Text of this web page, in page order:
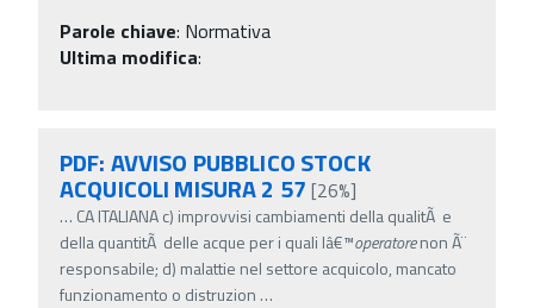
Parole chiave: Normativa
Ultima modifica:
PDF: AVVISO PUBBLICO STOCK
ACQUICOLI MISURA 2 57 [26%]
… CA ITALIANA c) improvvisi cambiamenti della qualitÃ e
della quantitÃ delle acque per i quali lâ€™operatorenon Ã¨
responsabile; d) malattie nel settore acquicolo, mancato
funzionamento o distruzion …